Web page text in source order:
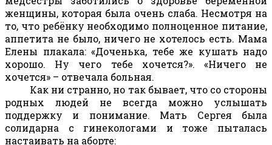
женщины, которая была очень слаба. Несмотря на
то, что ребёнку необходимо полноценное питание,
аппетита не было, ничего не хотелось есть. Мама
Елены плакала: «Доченька, тебе же кушать надо
хорошо. Ну чего тебе хочется?». «Ничего не
хочется» – отвечала больная.
Как ни странно, но так бывает, что со стороны
родных людей не всегда можно услышать
поддержку и понимание. Мать Сергея была
солидарна с гинекологами и тоже пыталась
настаивать на аборте: